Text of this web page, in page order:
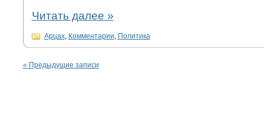
Читать далее »
Арцах, Комментарии, Политика
« Предыдущие записи